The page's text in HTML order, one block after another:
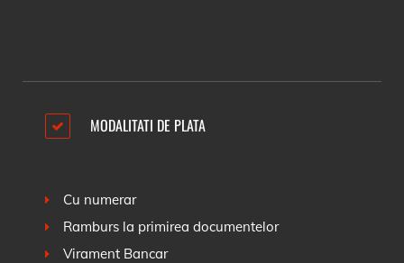
MODALITATI DE PLATA
Cu numerar
Ramburs la primirea documentelor
Virament Bancar